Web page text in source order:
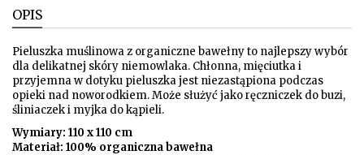
OPIS
Pieluszka muślinowa z organiczne bawełny to najlepszy wybór
dla delikatnej skóry niemowlaka. Chłonna, mięciutka i
przyjemna w dotyku pieluszka jest niezastąpiona podczas
opieki nad noworodkiem. Może służyć jako ręczniczek do buzi,
śliniaczek i myjka do kąpieli.
Wymiary: 110 x 110 cm
Materiał: 100% organiczna bawełna